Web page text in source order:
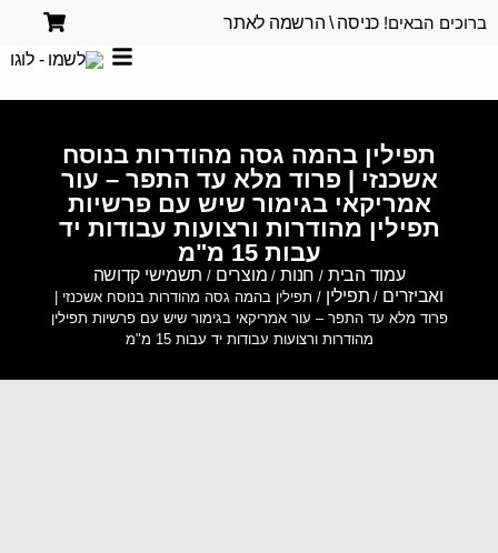
ברוכים הבאים! כניסה \ הרשמה לאתר
תפילין בהמה גסה מהודרות בנוסח
אשכנזי | פרוד מלא עד התפר – עור
אמריקאי בגימור שיש עם פרשיות
תפילין מהודרות ורצועות עבודות יד
עבות 15 מ"מ
עמוד הבית/ חנות/ מוצרים / תשמישי קדושה
ואביזרים / תפילין / תפילין בהמה גסה מהודרות בנוסח אשכנזי |
פרוד מלא עד התפר – עור אמריקאי בגימור שיש עם פרשיות תפילין
מהודרות ורצועות עבודות יד עבות 15 מ"מ